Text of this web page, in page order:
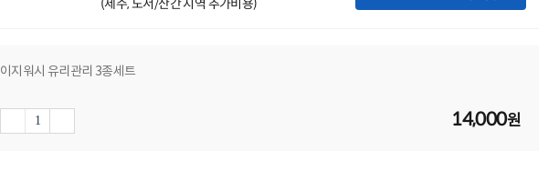
(제주, 도서/산간 지역 추가비용)
이지워시 유리관리 3종세트
14,000원